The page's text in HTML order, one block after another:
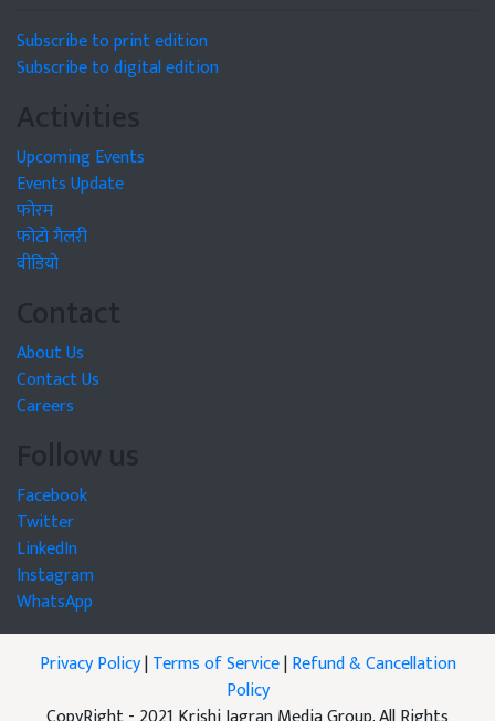
Subscribe to print edition
Subscribe to digital edition
Activities
Upcoming Events
Events Update
फोरम
फोटो गैलरी
वीडियो
Contact
About Us
Contact Us
Careers
Follow us
Facebook
Twitter
LinkedIn
Instagram
WhatsApp
Privacy Policy|Terms of Service|Refund & Cancellation
Policy